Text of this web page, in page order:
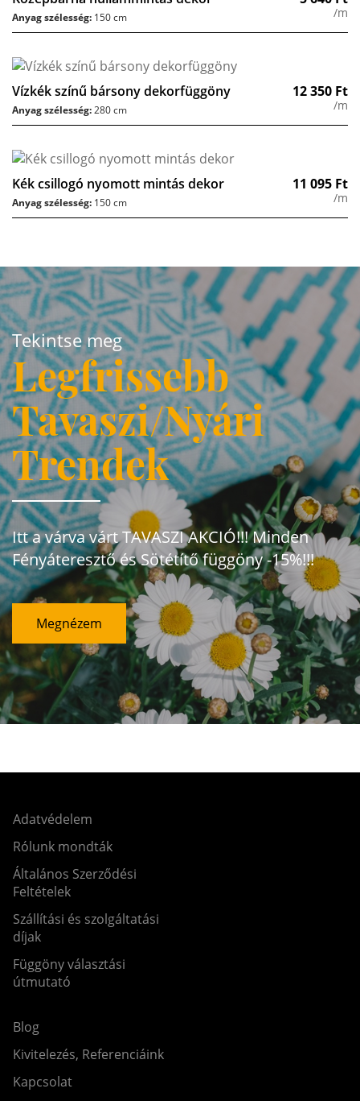
/m
Anyag szélesség: 150 cm
Vízkék színű bársony dekorfüggöny 12 350 Ft
/m
Anyag szélesség:280 cm
Kék csillogó nyomott mintás dekor 11 095 Ft
/m
Anyag szélesség: 150 cm
Tekintse meg
Legfrissebb
Tavaszi/Nyári
Trendek
Itt a várva várt TAVASZI AKCIÓ!!! Minden
Fényáteresztő és Sötétítő függöny -15%!!!
Megnézem
Adatvédelem
Rólunk mondták
Általános Szerződési
Feltételek
Szállítási és szolgáltatási
díjak
Függöny választási
útmutató
Blog
Kivitelezés, Referenciáink
Kapcsolat